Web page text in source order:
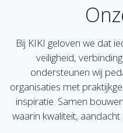
Bij KIKI geloven we dat
veiligheid,
ondersteunen wij
organisaties met
inspiratie. Samen
waarin kwaliteit,